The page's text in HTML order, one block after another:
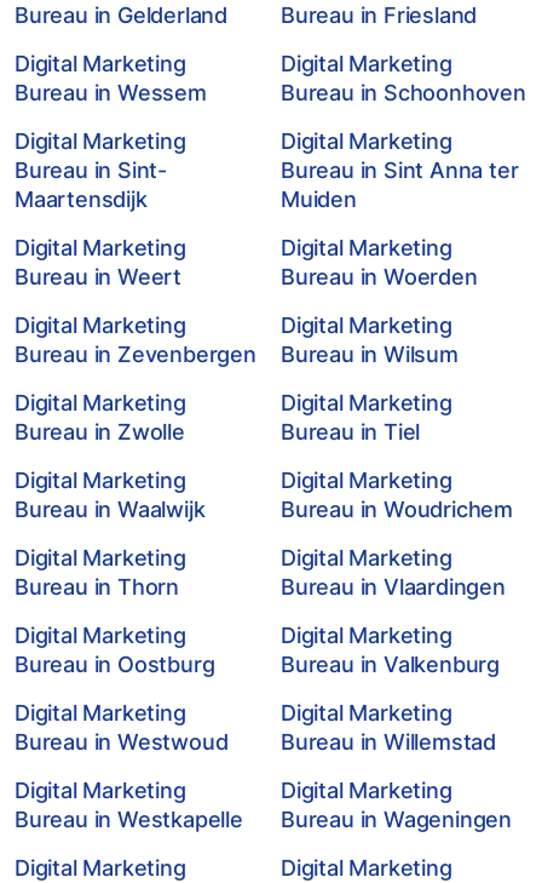
Bureau in Gelderland
Bureau in Friesland
Digital Marketing
Bureau in Wessem
Digital Marketing
Bureau in Schoonhoven
Digital Marketing
Bureau in Sint-
Maartensdijk
Digital Marketing
Bureau in Sint Anna ter
Muiden
Digital Marketing
Bureau in Weert
Digital Marketing
Bureau in Woerden
Digital Marketing
Bureau in Zevenbergen
Digital Marketing
Bureau in Wilsum
Digital Marketing
Bureau in Zwolle
Digital Marketing
Bureau in Tiel
Digital Marketing
Bureau in Waalwijk
Digital Marketing
Bureau in Woudrichem
Digital Marketing
Bureau in Thorn
Digital Marketing
Bureau in Vlaardingen
Digital Marketing
Bureau in Oostburg
Digital Marketing
Bureau in Valkenburg
Digital Marketing
Bureau in Westwoud
Digital Marketing
Bureau in Willemstad
Digital Marketing
Bureau in Westkapelle
Digital Marketing
Bureau in Wageningen
Digital Marketing
Digital Marketing